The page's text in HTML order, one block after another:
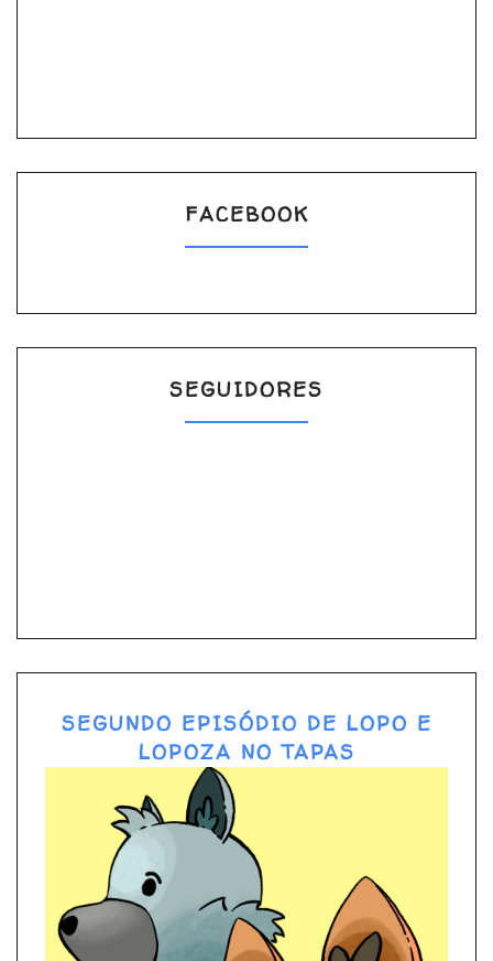
FACEBOOK
SEGUIDORES
SEGUNDO EPISÓDIO DE LOPO E
LOPOZA NO TAPAS